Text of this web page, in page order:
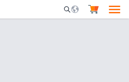
Mobile Search